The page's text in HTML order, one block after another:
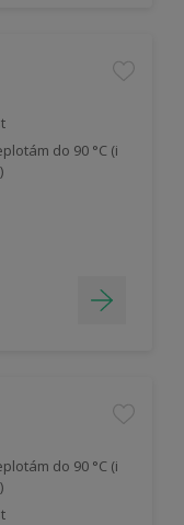
do 90 °C (i
do 90 °C (i